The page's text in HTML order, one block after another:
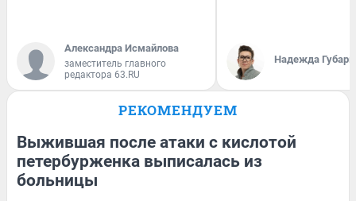
Александра Исмайлова
заместитель главного
редактора 63.RU
Надежда Губарь
РЕКОМЕНДУЕМ
Выжившая после атаки с кислотой
петербурженка выписалась из
больницы